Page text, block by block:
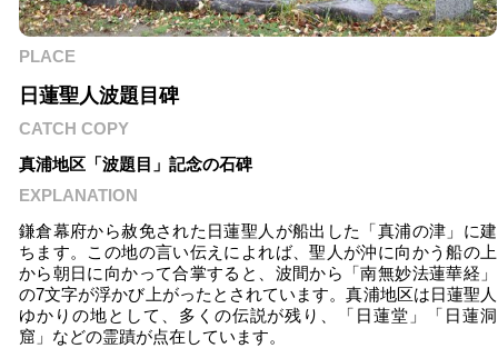
PLACE
日蓮聖人波題目碑
CATCH COPY
真浦地区「波題目」記念の石碑
EXPLANATION
鎌倉幕府から赦免された日蓮聖人が船出した「真浦の津」に建
ちます。この地の言い伝えによれば、聖人が沖に向かう船の上
から朝日に向かって合掌すると、波間から「南無妙法蓮華経」
の7文字が浮かび上がったとされています。真浦地区は日蓮聖人
ゆかりの地として、多くの伝説が残り、「日蓮堂」「日蓮洞
窟」などの霊蹟が点在しています。